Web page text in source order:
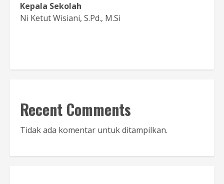
Kepala Sekolah
Ni Ketut Wisiani, S.Pd., M.Si
Recent Comments
Tidak ada komentar untuk ditampilkan.